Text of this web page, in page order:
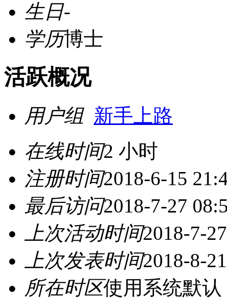
生日-
学历博士
活跃概况
用户组 新手上路
在线时间2 小时
注册时间2018-6-15
最后访问2018-7-27
上次活动时间2018-7-
上次发表时间2018-8-
所在时区使用系统默认